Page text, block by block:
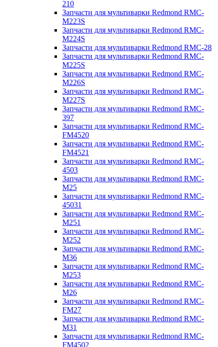
210
Запчасти для мультиварки Redmond RMC-
M223S
Запчасти для мультиварки Redmond RMC-
M224S
Запчасти для мультиварки Redmond RMC-28
Запчасти для мультиварки Redmond RMC-
M225S
Запчасти для мультиварки Redmond RMC-
M226S
Запчасти для мультиварки Redmond RMC-
M227S
Запчасти для мультиварки Redmond RMC-
397
Запчасти для мультиварки Redmond RMC-
FM4520
Запчасти для мультиварки Redmond RMC-
FM4521
Запчасти для мультиварки Redmond RMC-
4503
Запчасти для мультиварки Redmond RMC-
M25
Запчасти для мультиварки Redmond RMC-
45031
Запчасти для мультиварки Redmond RMC-
M251
Запчасти для мультиварки Redmond RMC-
M252
Запчасти для мультиварки Redmond RMC-
M36
Запчасти для мультиварки Redmond RMC-
M253
Запчасти для мультиварки Redmond RMC-
M26
Запчасти для мультиварки Redmond RMC-
FM27
Запчасти для мультиварки Redmond RMC-
M31
Запчасти для мультиварки Redmond RMC-
FM4502